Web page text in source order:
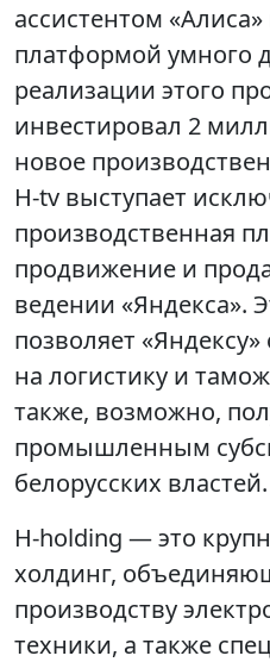
ассистентом
платформой умного
реализации этого
инвестировал 2
новое
H-tv выступает
производственная
продвижение и
ведении «Яндекса».
позволяет
на логистику и
также, возможно,
промышленным
белорусских властей.
H-holding — это
холдинг,
производству
техники, а также